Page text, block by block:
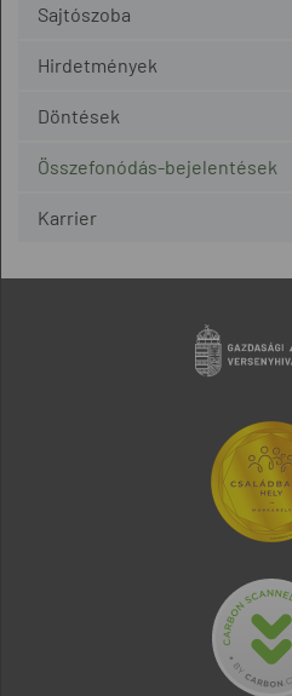
Sajtószoba
Hirdetmények
Döntések
Összefonódás-bejelentések
Karrier